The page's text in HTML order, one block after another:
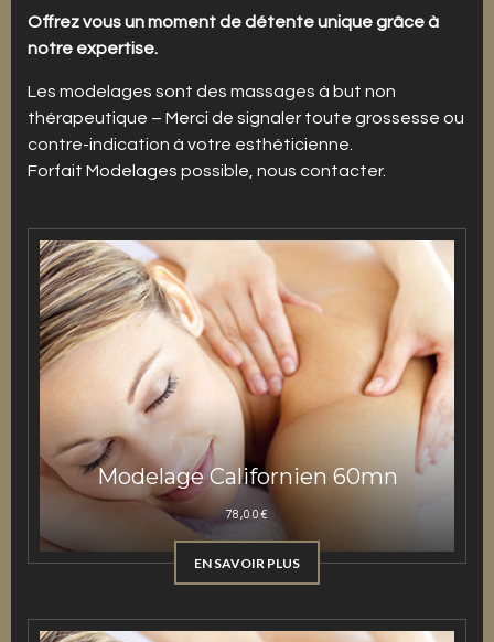
Offrez vous un moment de détente unique grâce à
notre expertise.
Les modelages sont des massages à but non
thérapeutique – Merci de signaler toute grossesse ou
contre-indication à votre esthéticienne.
Forfait Modelages possible, nous contacter.
Modelage Californien 60mn
78,00€
EN SAVOIR PLUS